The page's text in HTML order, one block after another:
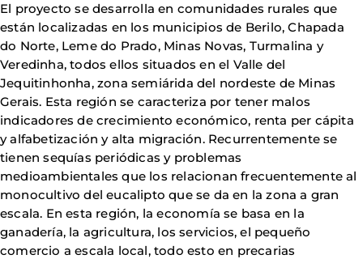
El proyecto se desarrolla en comunidades rurales que
están localizadas en los municipios de Berilo, Chapada
do Norte, Leme do Prado, Minas Novas, Turmalina y
Veredinha, todos ellos situados en el Valle del
Jequitinhonha, zona semiárida del nordeste de Minas
Gerais. Esta región se caracteriza por tener malos
indicadores de crecimiento económico, renta per cápita
y alfabetización y alta migración. Recurrentemente se
tienen sequías periódicas y problemas
medioambientales que los relacionan frecuentemente al
monocultivo del eucalipto que se da en la zona a gran
escala. En esta región, la economía se basa en la
ganadería, la agricultura, los servicios, el pequeño
comercio a escala local, todo esto en precarias